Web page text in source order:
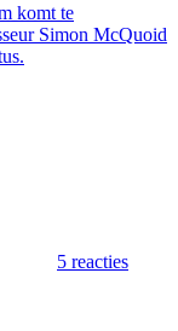
komt te
Simon McQuoid
5 reacties